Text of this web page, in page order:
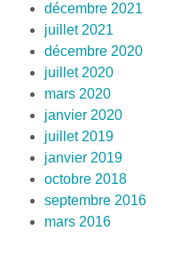
décembre 2021
juillet 2021
décembre 2020
juillet 2020
mars 2020
janvier 2020
juillet 2019
janvier 2019
octobre 2018
septembre 2016
mars 2016